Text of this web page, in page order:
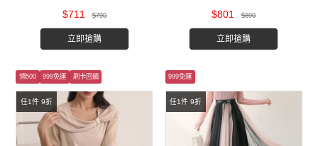
$711 $790
立即搶購
$801 $890
立即搶購
任1件 9折
領500 999免運 刷卡回饋
任1件 9折
999免運